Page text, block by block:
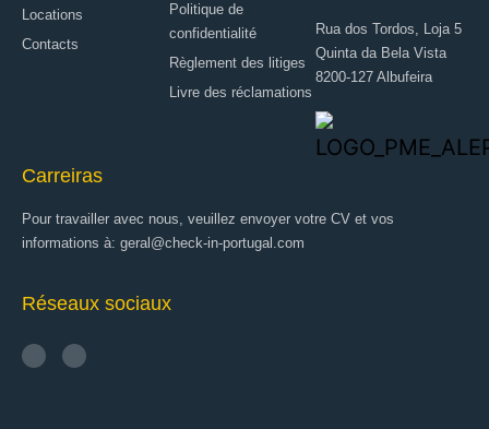
Locations
Contacts
Politique de
confidentialité
Règlement des litiges
Livre des réclamations
Rua dos Tordos, Loja 5
Quinta da Bela Vista
8200-127 Albufeira
Carreiras
Pour travailler avec nous, veuillez envoyer votre CV et vos
informations à: geral@check-in-portugal.com
Réseaux sociaux